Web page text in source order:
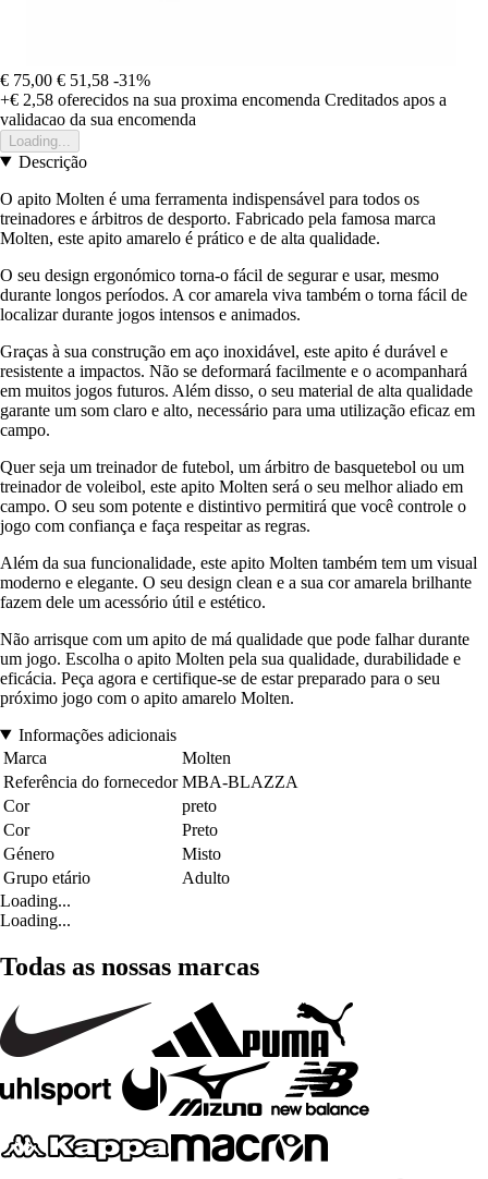
€ 75,00 € 51,58 -31%
+€ 2,58 oferecidos na sua proxima encomenda Creditados apos a
validacao da sua encomenda
Loading...
Descrição
O apito Molten é uma ferramenta indispensável para todos os
treinadores e árbitros de desporto. Fabricado pela famosa marca
Molten, este apito amarelo é prático e de alta qualidade.
O seu design ergonómico torna-o fácil de segurar e usar, mesmo
durante longos períodos. A cor amarela viva também o torna fácil de
localizar durante jogos intensos e animados.
Graças à sua construção em aço inoxidável, este apito é durável e
resistente a impactos. Não se deformará facilmente e o acompanhará
em muitos jogos futuros. Além disso, o seu material de alta qualidade
garante um som claro e alto, necessário para uma utilização eficaz em
campo.
Quer seja um treinador de futebol, um árbitro de basquetebol ou um
treinador de voleibol, este apito Molten será o seu melhor aliado em
campo. O seu som potente e distintivo permitirá que você controle o
jogo com confiança e faça respeitar as regras.
Além da sua funcionalidade, este apito Molten também tem um visual
moderno e elegante. O seu design clean e a sua cor amarela brilhante
fazem dele um acessório útil e estético.
Não arrisque com um apito de má qualidade que pode falhar durante
um jogo. Escolha o apito Molten pela sua qualidade, durabilidade e
eficácia. Peça agora e certifique-se de estar preparado para o seu
próximo jogo com o apito amarelo Molten.
Informações adicionais
Marca
Molten
Referência do fornecedor MBA-BLAZZA
Cor
preto
Cor
Preto
Género
Misto
Grupo etário
Adulto
Loading...
Loading...
Todas as nossas marcas